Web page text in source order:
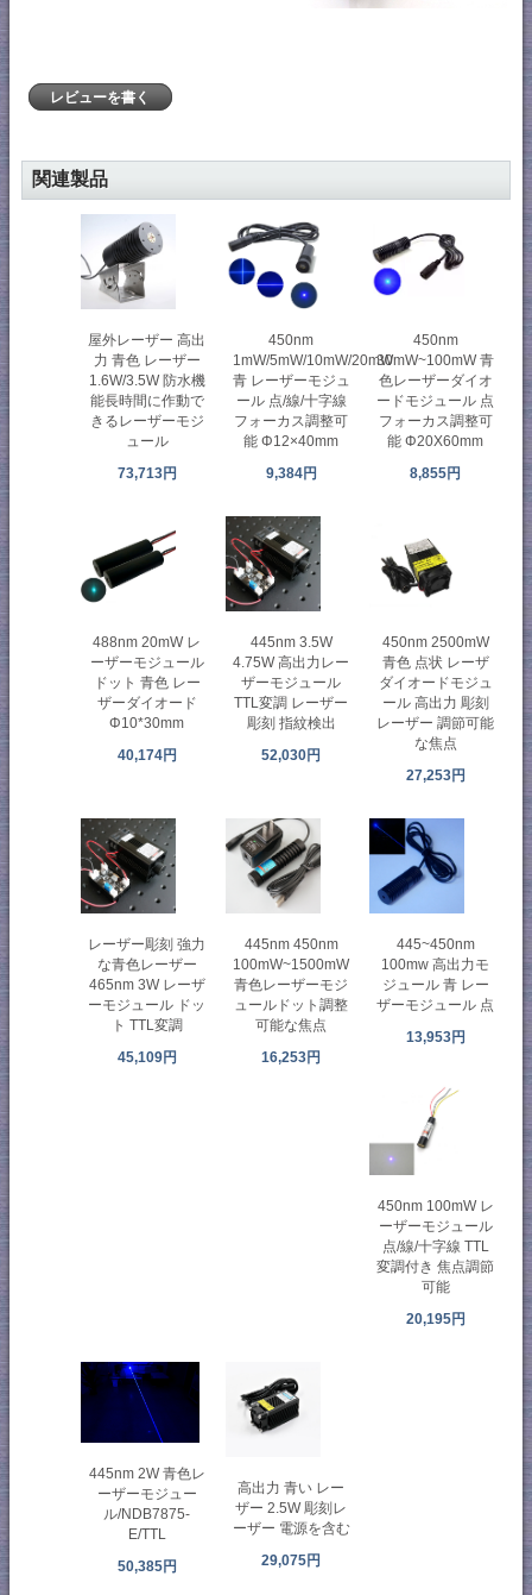
レビューを書く
関連製品
屋外レーザー 高出
力 青色 レーザー
1.6W/3.5W 防水機
能長時間に作動で
きるレーザーモジ
ュール
73,713円
450nm
1mW/5mW/10mW/20mW
青 レーザーモジュ
ール 点/線/十字線
フォーカス調整可
能 Φ12×40mm
9,384円
450nm
30mW~100mW 青
色レーザーダイオ
ードモジュール 点
フォーカス調整可
能 Φ20X60mm
8,855円
488nm 20mW レ
ーザーモジュール
ドット 青色 レー
ザーダイオード
Φ10*30mm
40,174円
445nm 3.5W
4.75W 高出力レー
ザーモジュール
TTL変調 レーザー
彫刻 指紋検出
52,030円
450nm 2500mW
青色 点状 レーザ
ダイオードモジュ
ール 高出力 彫刻
レーザー 調節可能
な焦点
27,253円
レーザー彫刻 強力
な青色レーザー
465nm 3W レーザ
ーモジュール ドッ
ト TTL変調
45,109円
445nm 450nm
100mW~1500mW
青色レーザーモジ
ュールドット調整
可能な焦点
16,253円
445~450nm
100mw 高出力モ
ジュール 青 レー
ザーモジュール 点
13,953円
450nm 100mW レ
ーザーモジュール
点/線/十字線 TTL
変調付き 焦点調節
可能
20,195円
445nm 2W 青色レ
ーザーモジュー
ル/NDB7875-
E/TTL
50,385円
高出力 青い レー
ザー 2.5W 彫刻レ
ーザー 電源を含む
29,075円